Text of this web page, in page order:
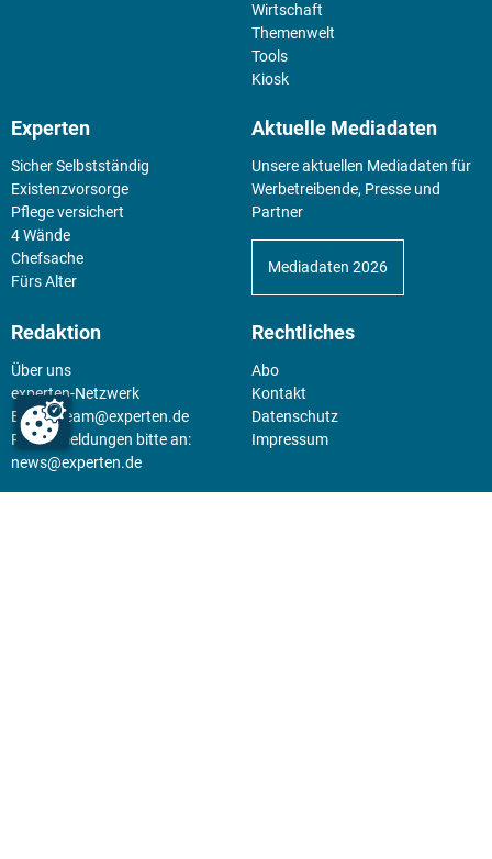
Wirtschaft
Themenwelt
Tools
Kiosk
Experten
Sicher Selbstständig
Existenz­vorsorge
Pflege versichert
4 Wände
Chefsache
Fürs Alter
Aktuelle Mediadaten
Unsere aktuellen Mediadaten für
Werbetreibende, Presse und
Partner
Mediadaten 2026
Redaktion
Über uns
experten-Netzwerk
E-Mail:team@experten.de
Pressemeldungen bitte an:
news@experten.de
Rechtliches
Abo
Kontakt
Datenschutz
Impressum